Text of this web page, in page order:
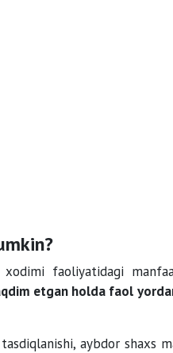
faoliyatidagi
etgan holda faol
aybdor shaxs